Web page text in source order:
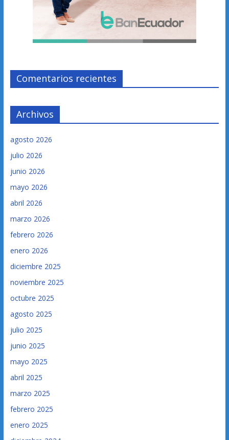
Comentarios recientes
Archivos
agosto 2026
julio 2026
junio 2026
mayo 2026
abril 2026
marzo 2026
febrero 2026
enero 2026
diciembre 2025
noviembre 2025
octubre 2025
agosto 2025
julio 2025
junio 2025
mayo 2025
abril 2025
marzo 2025
febrero 2025
enero 2025